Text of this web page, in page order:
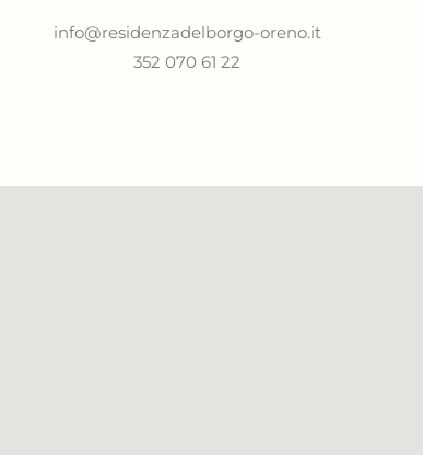
info@residenzadelborgo-oreno.it
352 070 61 22